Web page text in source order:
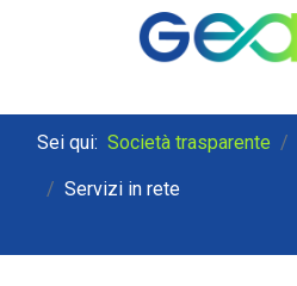
Sei qui: Società trasparente
Servizi in rete